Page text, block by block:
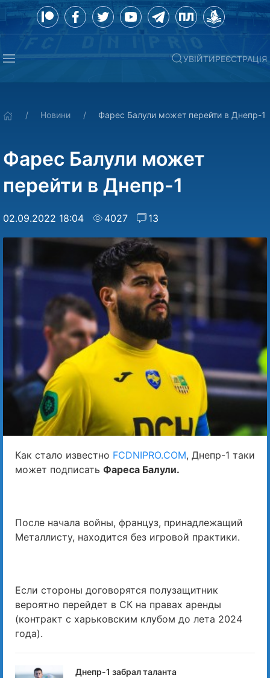
УВІЙТИРЕЄСТРАЦІЯ
Новини Фарес Балули может перейти в Днепр-1
Фарес Балули может
перейти в Днепр-1
02.09.2022 18:04 4027 13
Как стало известно FCDNIPRO.COM, Днепр-1 таки
может подписать Фареса Балули.
После начала войны, француз, принадлежащий
Металлисту, находится без игровой практики.
Если стороны договорятся полузащитник
вероятно перейдет в СК на правах аренды
(контракт с харьковским клубом до лета 2024
года).
Днепр-1 забрал таланта